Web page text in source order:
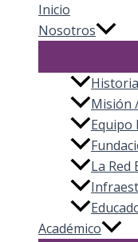
Inicio
Nosotros
Historia
Misión
Equipo
La Red
Académico